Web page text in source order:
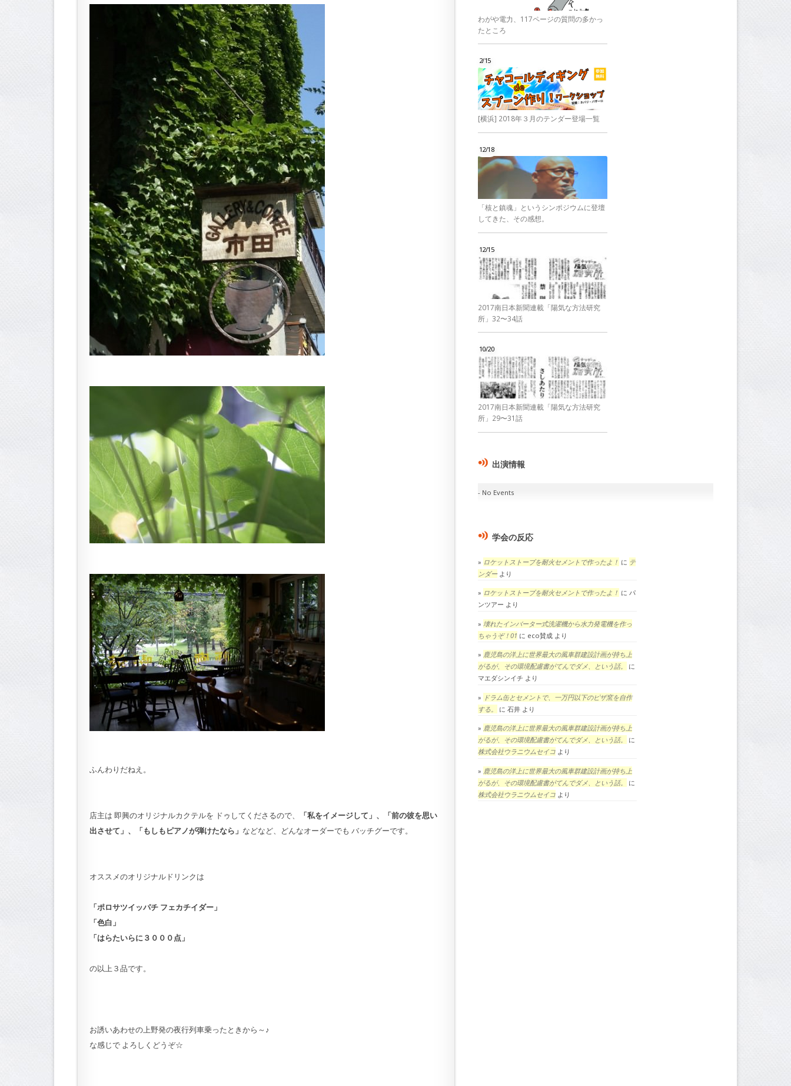
ふんわりだねえ。
店主は 即興のオリジナルカクテルを ドゥしてくださるので、
「私をイメージして」、「前の彼を思い
出させて」、「もしもピアノが弾けたなら」 などなど、どんなオーダーでも バッチグーです。
オススメのオリジナルドリンクは
「ポロサツイッパチ フェカチイダー」
「色白」
「はらたいらに３０００点」
の以上３品です。
お誘いあわせの上野発の夜行列車乗ったときから～♪
な感じで よろしくどうぞ☆
わがや電力、117ページの質問の多かっ
たところ
2/15
[横浜] 2018年３月のテンダー登場一覧
12/18
「核と鎮魂」というシンポジウムに登壇
してきた、その感想。
12/15
2017南日本新聞連載「陽気な方法研究
所」32〜34話
10/20
2017南日本新聞連載「陽気な方法研究
所」29〜31話
出演情報
No Events
学会の反応
ロケットストーブを耐火セメントで作ったよ！ に テ
ンダーより
ロケットストーブを耐火セメントで作ったよ！ に パ
ンツアー より
壊れたインバーター式洗濯機から水力発電機を作っ
ちゃうぞ！01 に eco賛成 より
鹿児島の洋上に世界最大の風車群建設計画が持ち上
がるが、その環境配慮書がてんでダメ、という話。
に
マエダシンイチ より
ドラム缶とセメントで、一万円以下のピザ窯を自作
する。
に 石井 より
鹿児島の洋上に世界最大の風車群建設計画が持ち上
がるが、その環境配慮書がてんでダメ、という話。
に
株式会社ウラニウムセイコ より
鹿児島の洋上に世界最大の風車群建設計画が持ち上
がるが、その環境配慮書がてんでダメ、という話。
に
株式会社ウラニウムセイコ より